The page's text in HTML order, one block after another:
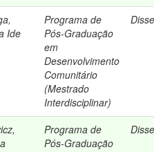
Ide
Programa de
Pós-Graduação
em
Desenvolvimento
Comunitário
(Mestrado
Interdisciplinar)
Programa de
Pós-Graduação